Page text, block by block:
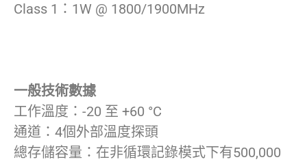
Class 1：1W @ 1800/1900MHz
一般技術數據
工作溫度：-20 至 +60 °C
通道：4個外部溫度探頭
總存儲容量：在非循環記錄模式下有500,000